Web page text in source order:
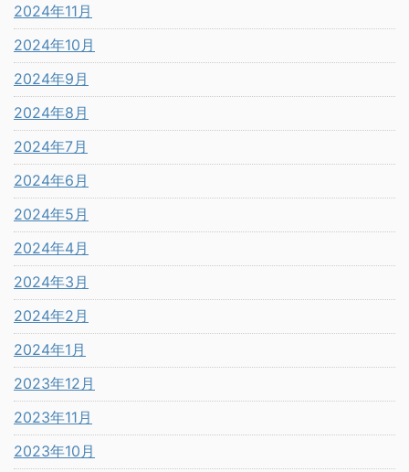
2024年11月
2024年10月
2024年9月
2024年8月
2024年7月
2024年6月
2024年5月
2024年4月
2024年3月
2024年2月
2024年1月
2023年12月
2023年11月
2023年10月